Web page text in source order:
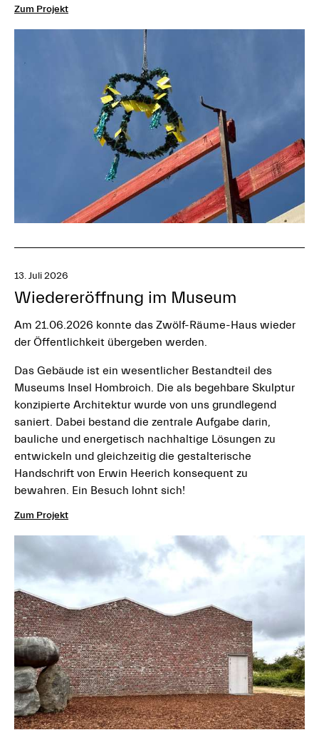
Zum Projekt
13. Juli 2026
Wiedereröffnung im Museum
Am 21.06.2026 konnte das Zwölf-Räume-Haus wieder
der Öffentlichkeit übergeben werden.
Das Gebäude ist ein wesentlicher Bestandteil des
Museums Insel Hombroich. Die als begehbare Skulptur
konzipierte Architektur wurde von uns grundlegend
saniert. Dabei bestand die zentrale Aufgabe darin,
bauliche und energetisch nachhaltige Lösungen zu
entwickeln und gleichzeitig die gestalterische
Handschrift von Erwin Heerich konsequent zu
bewahren. Ein Besuch lohnt sich!
Zum Projekt